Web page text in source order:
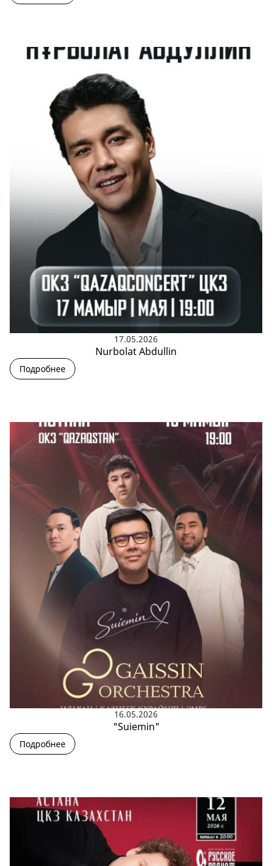
17.05.2026
Nurbolat Abdullin
Подробнее
16.05.2026
"Suiemin"
Подробнее